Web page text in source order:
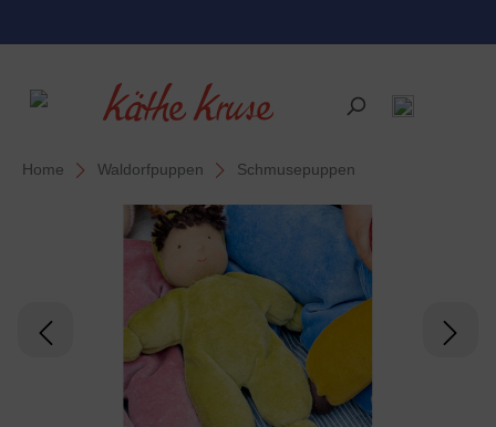
Home Waldorfpuppen Schmusepuppen
Bildergalerie überspringen